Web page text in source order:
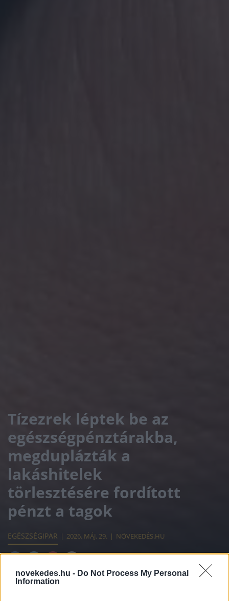
novekedes.hu - Do Not Process My Personal
Information
Tízezrek léptek be az
egészségpénztárakba,
megduplázták a
lakáshitelek
törlesztésére fordított
pénzt a tagok
EGÉSZSÉGIPAR 2026. MÁJ. 29. NÖVEKEDÉS.HU